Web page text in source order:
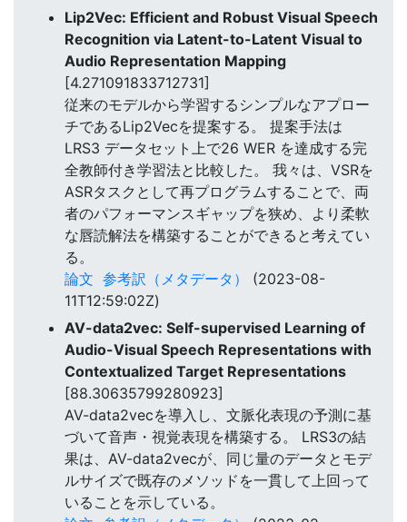
Lip2Vec: Efficient and Robust Visual Speech
Recognition via Latent-to-Latent Visual to
Audio Representation Mapping
[4.271091833712731]
従来のモデルから学習するシンプルなアプロー
チであるLip2Vecを提案する。 提案手法は
LRS3 データセット上で26 WER を達成する完
全教師付き学習法と比較した。 我々は、VSRを
ASRタスクとして再プログラムすることで、両
者のパフォーマンスギャップを狭め、より柔軟
な唇読解法を構築することができると考えてい
る。
論文 参考訳（メタデータ）
(2023-08-
11T12:59:02Z)
AV-data2vec: Self-supervised Learning of
Audio-Visual Speech Representations with
Contextualized Target Representations
[88.30635799280923]
AV-data2vecを導入し、文脈化表現の予測に基
づいて音声・視覚表現を構築する。 LRS3の結
果は、AV-data2vecが、同じ量のデータとモデ
ルサイズで既存のメソッドを一貫して上回って
いることを示している。